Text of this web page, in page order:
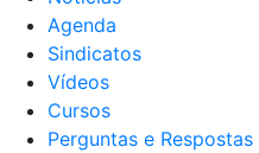
Agenda
Sindicatos
Vídeos
Cursos
Perguntas e Respostas